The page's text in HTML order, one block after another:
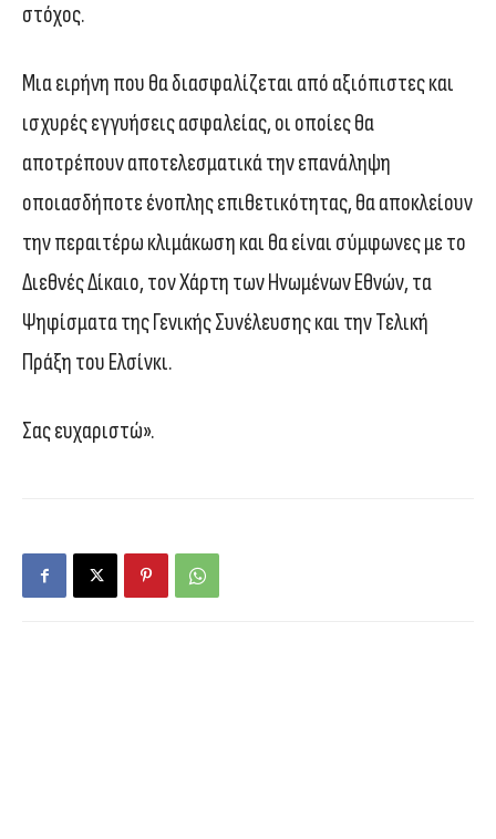
στόχος.
Μια ειρήνη που θα διασφαλίζεται από αξιόπιστες και
ισχυρές εγγυήσεις ασφαλείας, οι οποίες θα
αποτρέπουν αποτελεσματικά την επανάληψη
οποιασδήποτε ένοπλης επιθετικότητας, θα αποκλείουν
την περαιτέρω κλιμάκωση και θα είναι σύμφωνες με το
Διεθνές Δίκαιο, τον Χάρτη των Ηνωμένων Εθνών, τα
Ψηφίσματα της Γενικής Συνέλευσης και την Τελική
Πράξη του Ελσίνκι.
Σας ευχαριστώ».